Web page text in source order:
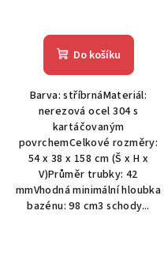
Do košíku
Barva: stříbrnáMateriál:
nerezová ocel 304 s
kartáčovaným
povrchemCelkové rozměry:
54 x 38 x 158 cm (Š x H x
V)Průměr trubky: 42
mmVhodná minimální hloubka
bazénu: 98 cm3 schody...